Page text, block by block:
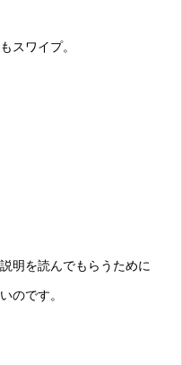
スワイプ。
明を読んでもらうために
のです。